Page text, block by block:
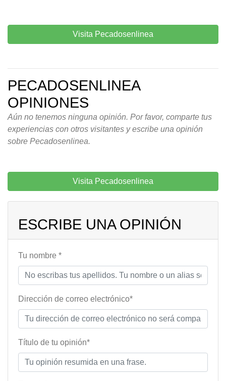
Visita Pecadosenlinea
PECADOSENLINEA
OPINIONES
Aún no tenemos ninguna opinión. Por favor, comparte tus
experiencias con otros visitantes y escribe una opinión
sobre Pecadosenlinea.
Visita Pecadosenlinea
ESCRIBE UNA OPINIÓN
Tu nombre *
Dirección de correo electrónico*
Título de tu opinión*